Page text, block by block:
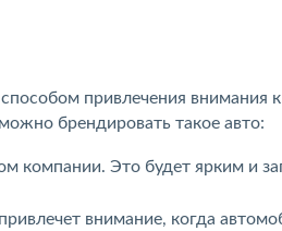
привлечения внимания
брендировать такое авто:
компании. Это будет ярким и
внимание, когда